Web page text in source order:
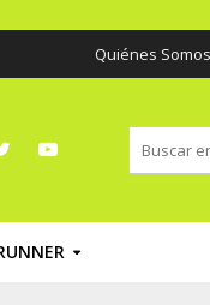
Quiénes Somos